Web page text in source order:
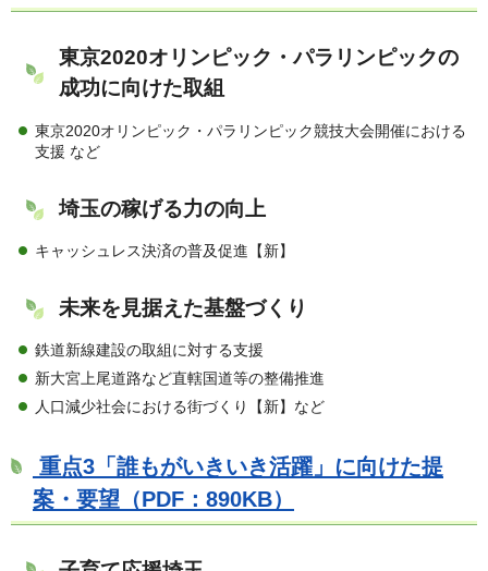
東京2020オリンピック・パラリンピックの
成功に向けた取組
東京2020オリンピック・パラリンピック競技大会開催における
支援 など
埼玉の稼げる力の向上
キャッシュレス決済の普及促進【新】
未来を見据えた基盤づくり
鉄道新線建設の取組に対する支援
新大宮上尾道路など直轄国道等の整備推進
人口減少社会における街づくり【新】など
重点3「誰もがいきいき活躍」に向けた提
案・要望（PDF：890KB）